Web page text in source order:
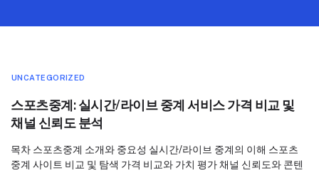
UNCATEGORIZED
스포츠중계: 실시간/라이브 중계 서비스 가격 비교 및
채널 신뢰도 분석
목차 스포츠중계 소개와 중요성 실시간/라이브 중계의 이해 스포츠
중계 사이트 비교 및 탐색 가격 비교와 가치 평가 채널 신뢰도와 콘텐